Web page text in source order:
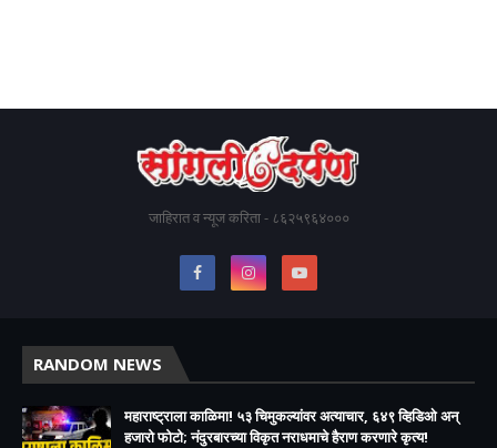
जाहिरात व न्यूज करिता - ८६२५९६४०००
RANDOM NEWS
महाराष्ट्राला काळिमा! ५३ चिमुकल्यांवर अत्याचार, ६४९ व्हिडिओ अन्
हजारो फोटो; नंदुरबारच्या विकृत नराधमाचे हैराण करणारे कृत्य!